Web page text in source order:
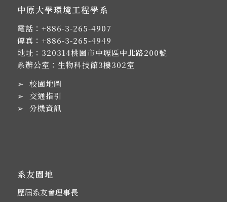
中原大學環境工程學系
電話： +886-3-265-4907
傳真：+886-3-265-4949
地址： 320314桃園市中壢區中北路200號
系辦公室：生物科技館3樓302室
➢ 校園地圖
➢ 交通指引
➢ 分機資訊
系友園地
歷屆系友會理事長